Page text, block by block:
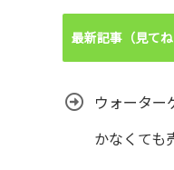
最新記事（見てね
ウォーター
かなくても